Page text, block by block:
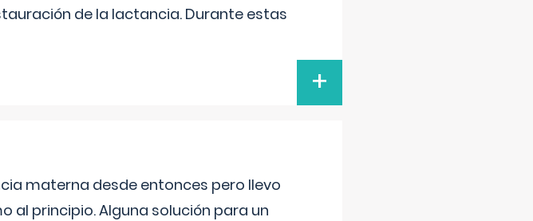
de la lactancia. Durante estas
+
materna desde entonces pero llevo
al principio. Alguna solución para un